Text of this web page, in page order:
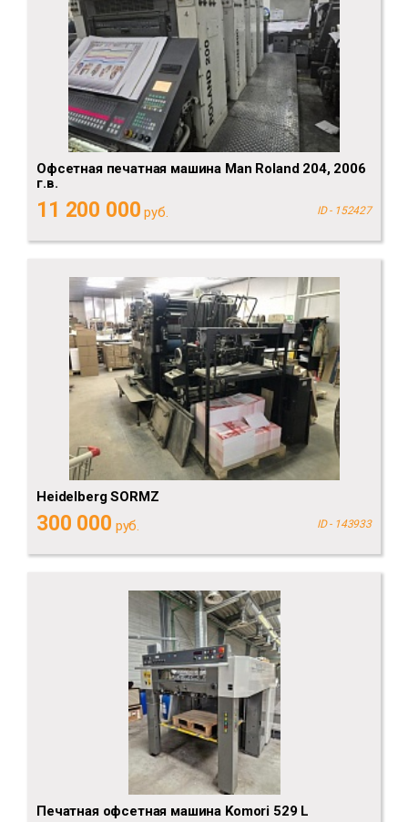
Офсетная печатная машина Man Roland 204, 2006
г.в.
11 200 000 руб. ID - 152427
Heidelberg SORMZ
300 000 руб. ID - 143933
Печатная офсетная машина Komori 529 L